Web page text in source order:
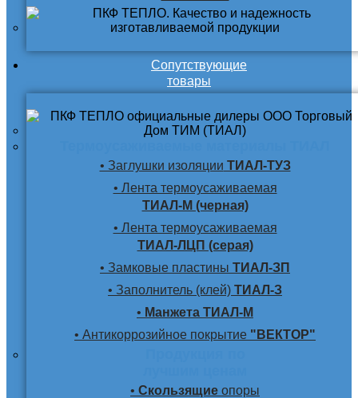
Сопутствующие
товары
• Заглушки изоляции ТИАЛ-ТУЗ
• Лента термоусаживаемая
ТИАЛ-М (черная)
• Лента термоусаживаемая
ТИАЛ-ЛЦП (серая)
• Замковые пластины ТИАЛ-ЗП
• Заполнитель (клей) ТИАЛ-З
• Манжета ТИАЛ-М
• Антикоррозийное покрытие "ВЕКТОР"
• Скользящие опоры